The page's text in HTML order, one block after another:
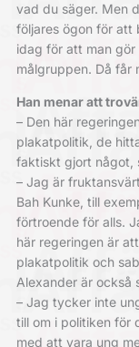
vad du säger. Men
följares ögon för att
idag för att man
målgruppen. Då får
Han menar att
– Den här
plakatpolitik, de
faktiskt gjort något,
– Jag är
Bah Kunke, till
förtroende för alls.
här regeringen är
plakatpolitik och
Alexander är också
– Jag tycker inte
till om i politiken för
med att vara ung